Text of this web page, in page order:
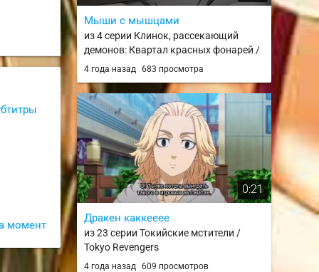
момент
Мыши с мышцами
из 4 серии Клинок, рассекающий
демонов: Квартал красных фонарей /
Kimetsu no Yaiba: Yuukaku-hen
4 года назад 683 просмотра
0:21
Дракен каккееее
из 23 серии Токийские мстители /
Tokyo Revengers
4 года назад 609 просмотров